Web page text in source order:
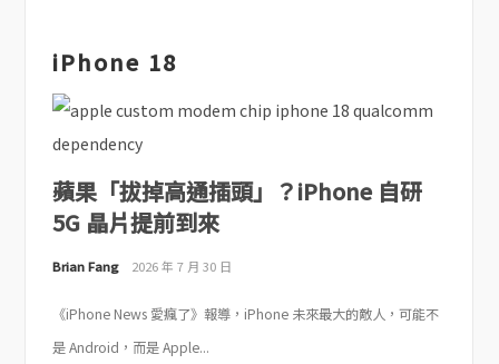
iPhone 18
蘋果「拔掉高通插頭」？iPhone 自研
5G 晶片提前到來
Brian Fang 2026 年 7 月 30 日
《iPhone News 愛瘋了》報導，iPhone 未來最大的敵人，可能不
是 Android，而是 Apple...